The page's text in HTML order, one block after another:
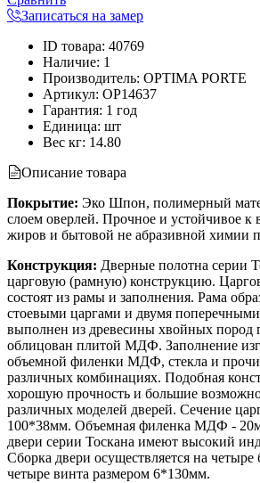
Записаться на замер
ID товара: 40769
Наличие: 1
Производитель: OPTIMA PORTE
Артикул: OP14637
Гарантия: 1 год
Единица: шт
Вес кг: 14.80
Описание товара
Покрытие: Эко Шпон, полимерный
слоем оверлей. Прочное и устойчивое к
жиров и бытовой не абразивной химии
Конструкция: Дверные полотна серии
царговую (рамную) конструкцию.
состоят из рамы и заполнения. Рама
стоевыми царгами и двумя
выполнен из древесины хвойных пород
облицован плитой МДФ. Заполнение
объемной филенки МДФ, стекла и
различных комбинациях. Подобная
хорошую прочность и большие
различных моделей дверей. Сечение
100*38мм. Объемная филенка МДФ -
двери серии Тоскана имеют высокий
Сборка двери осуществляется на
четыре винта размером 6*130мм.